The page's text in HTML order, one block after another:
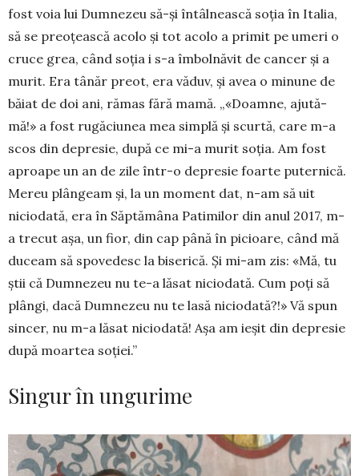
fost voia lui Dumnezeu să-și întâlnească soția în Italia,
să se preoțească acolo și tot acolo a primit pe umeri o
cruce grea, când soția i s-a îmbolnăvit de cancer și a
murit. Era tânăr preot, era văduv, și avea o minune de
băiat de doi ani, rămas fără mamă. „«Doamne, ajută-
mă!» a fost rugăciunea mea simplă și scur­tă, care m-a
scos din depresie, după ce mi-a murit soția. Am fost
aproape un an de zile într-o depresie foarte puternică.
Mereu plângeam și, la un mo­ment dat, n-am să uit
niciodată, era în Săptămâna Patimilor din anul 2017, m-
a trecut așa, un fior, din cap până în picioare, când mă
duceam să spovedesc la biserică. Și mi-am zis: «Mă, tu
știi că Dumnezeu nu te-a lăsat niciodată. Cum poți să
plângi, dacă Dumnezeu nu te lasă niciodată?!» Vă spun
sincer, nu m-a lăsat niciodată! Așa am ieșit din depresie
după moartea soției.”
Singur în ungurime